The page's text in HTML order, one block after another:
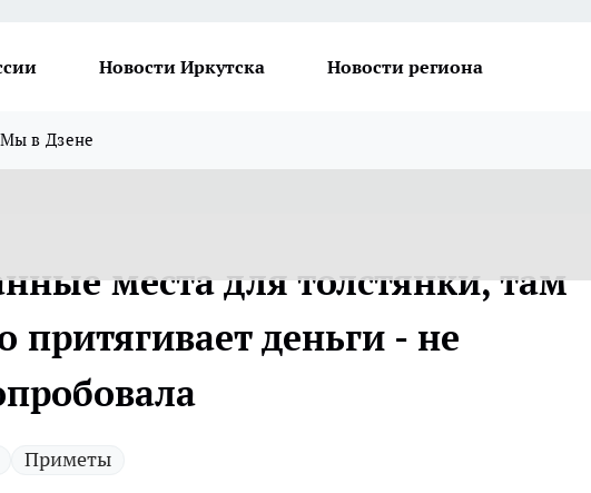
Новости Иркутска Новости региона
Мы в Дзене
места для толстянки, там
притягивает деньги - не
Приметы